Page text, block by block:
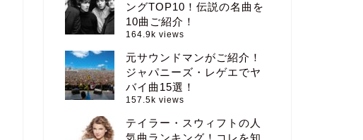
ングTOP10！伝説の名曲を
10曲ご紹介！
164.9k views
元サウンドマンがご紹介！
ジャパニーズ・レゲエでヤ
バイ曲15選！
157.5k views
テイラー・スウィフトの人